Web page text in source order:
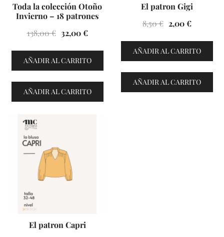
Toda la colección Otoño
Invierno – 18 patrones
138,00€ El
original
era:
138,00 €.
32,00€El
actual
es:
32,00 €.
AÑADIR AL CARRITO
AÑADIR AL CARRITO
El patron Gigi
8,50€ El
original
era:
8,50 €.
2,00€El
actual
es:
2,00 €.
AÑADIR AL CARRITO
AÑADIR AL CARRITO
VENTES À 2€
El patron Capri